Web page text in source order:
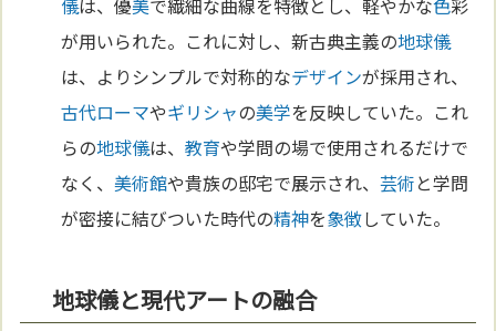
儀は、優美で繊細な曲線を特徴とし、軽やかな色彩
が用いられた。これに対し、新古典主義の地球儀
は、よりシンプルで対称的なデザインが採用され、
古代ローマやギリシャの美学を反映していた。これ
らの地球儀は、教育や学問の場で使用されるだけで
なく、美術館や貴族の邸宅で展示され、芸術と学問
が密接に結びついた時代の精神を象徴していた。
地球儀と現代アートの融合